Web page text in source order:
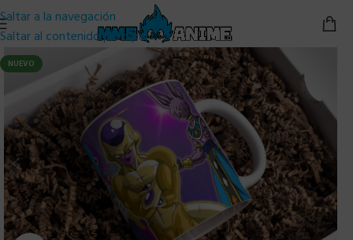
Saltar a la navegación
Saltar al contenido principal
NUEVO